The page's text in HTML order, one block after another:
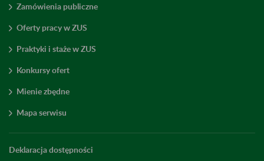
Zamówienia publiczne
Oferty pracy w ZUS
Praktyki i staże w ZUS
Konkursy ofert
Mienie zbędne
Mapa serwisu
Deklaracja dostępności